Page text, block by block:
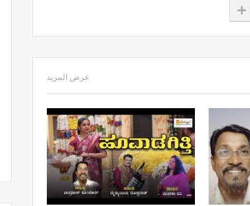
عرض المزيد